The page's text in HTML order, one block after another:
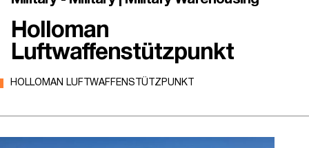
Holloman
Luftwaffenstützpunkt
HOLLOMAN LUFTWAFFENSTÜTZPUNKT